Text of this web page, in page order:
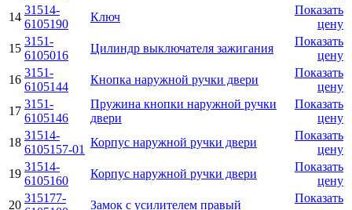
14
31514-
6105190
Ключ
Показать
цену
15
3151-
6105016
Цилиндр выключателя зажигания
Показать
цену
16
3151-
6105144
Кнопка наружной ручки двери
Показать
цену
17
3151-
6105146
Пружина кнопки наружной ручки
двери
Показать
цену
18
31514-
6105157-01
Корпус наружной ручки двери
Показать
цену
19
31514-
6105160
Корпус наружной ручки двери
Показать
цену
20
315177-
Замок с усилителем правый
Показать